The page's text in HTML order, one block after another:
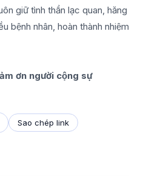
giữ tình thần lạc quan, hăng
bệnh nhân, hoàn thành nhiệm
ơn người cộng sự
Sao chép link